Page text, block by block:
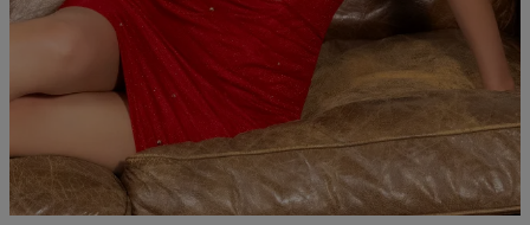
IRMA